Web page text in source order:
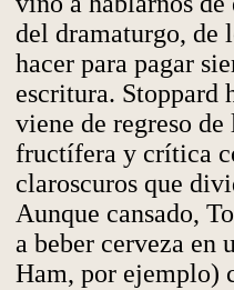
del dramaturgo, de
hacer para pagar
escritura. Stoppard
viene de regreso
fructífera y crítica
claroscuros que
Aunque cansado,
a beber cerveza en
Ham, por ejemplo)